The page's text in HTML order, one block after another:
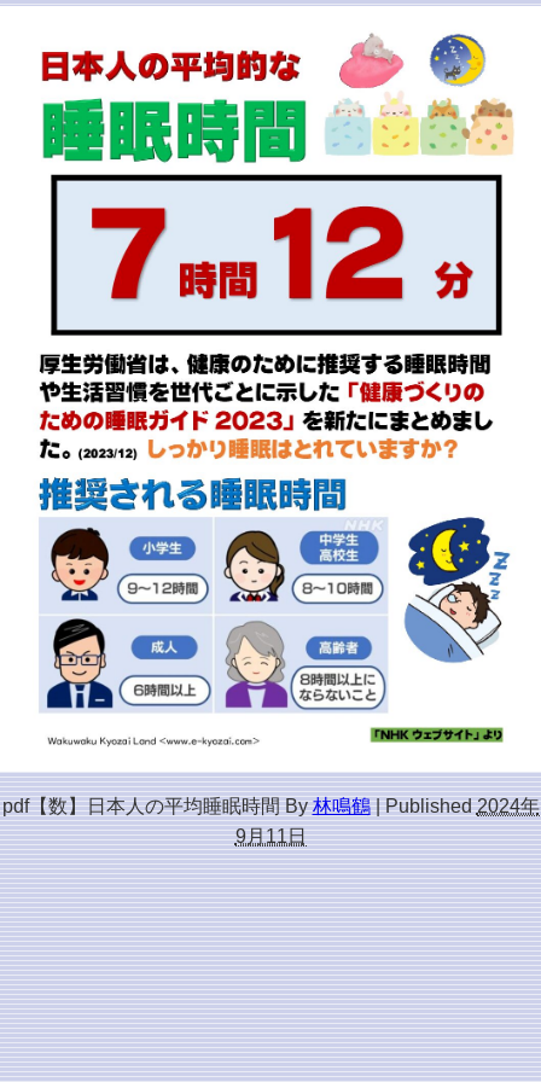
pdf【数】日本人の平均睡眠時間 By 林鳴鶴 | Published 2024年
9月11日